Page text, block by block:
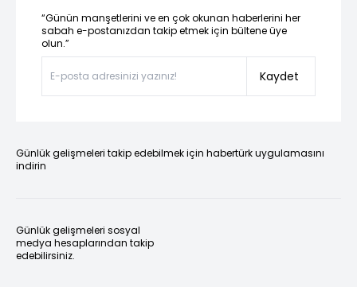
“Günün manşetlerini ve en çok okunan haberlerini her
sabah e-postanızdan takip etmek için bültene üye
olun.”
Kaydet
Günlük gelişmeleri takip edebilmek için habertürk uygulamasını
indirin
Günlük gelişmeleri sosyal
medya hesaplarından takip
edebilirsiniz.